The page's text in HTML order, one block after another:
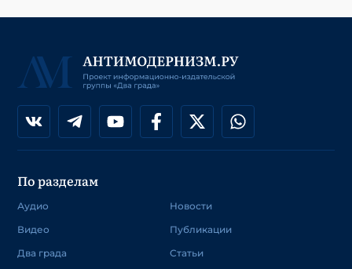
По разделам
Аудио
Видео
Два града
Новости
Публикации
Статьи